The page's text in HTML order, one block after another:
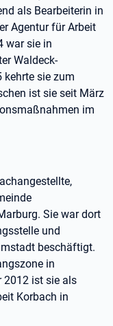
als Bearbeiterin in
Agentur für Arbeit
war sie in
Waldeck-
kehrte sie zum
ist sie seit März
im
Sie war dort
und
beschäftigt.
in
2012 ist sie als
Korbach in